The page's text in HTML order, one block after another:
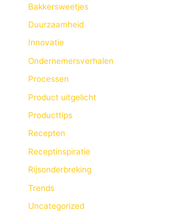
Bakkersweetjes
Duurzaamheid
Innovatie
Ondernemersverhalen
Processen
Product uitgelicht
Producttips
Recepten
Receptinspiratie
Rijsonderbreking
Trends
Uncategorized